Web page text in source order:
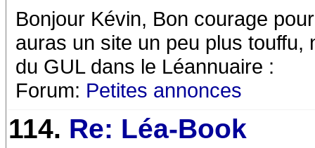
Bonjour Kévin, Bon courage
auras un site un peu plus
du GUL dans le Léannuaire :
Forum: Petites annonces
114. Re: Léa-Book